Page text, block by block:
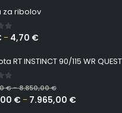
za ribolov
of 5
– 4,70 €
RT INSTINCT 90/115 WR QUEST
of 5
€–8.850,00€
€ – 7.965,00 €